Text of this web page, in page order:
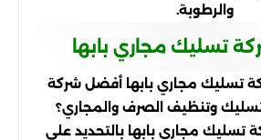
والرطوبة.
تسليك مجاري بابها
تسليك مجاري بابها أفضل شركة
وتنظيف الصرف والمجاري؟
تسليك مجاري بابها بالتحديد على